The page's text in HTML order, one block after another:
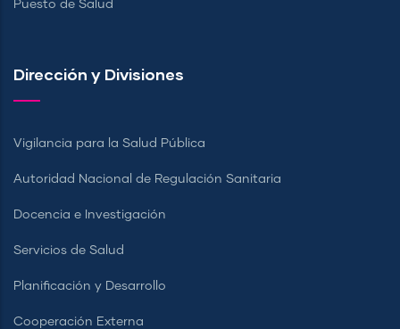
Puesto de Salud
Dirección y Divisiones
Vigilancia para la Salud Pública
Autoridad Nacional de Regulación Sanitaria
Docencia e Investigación
Servicios de Salud
Planificación y Desarrollo
Cooperación Externa